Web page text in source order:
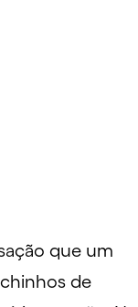
que um
de